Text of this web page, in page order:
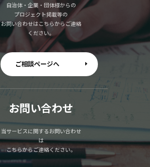
自治体・企業・団体様からの
プロジェクト掲載等の
お問い合わせはこちらからご連絡
ください。
ご相談ページへ
お問い合わせ
当サービスに関するお問い合わせ
は
こちらからご連絡ください。